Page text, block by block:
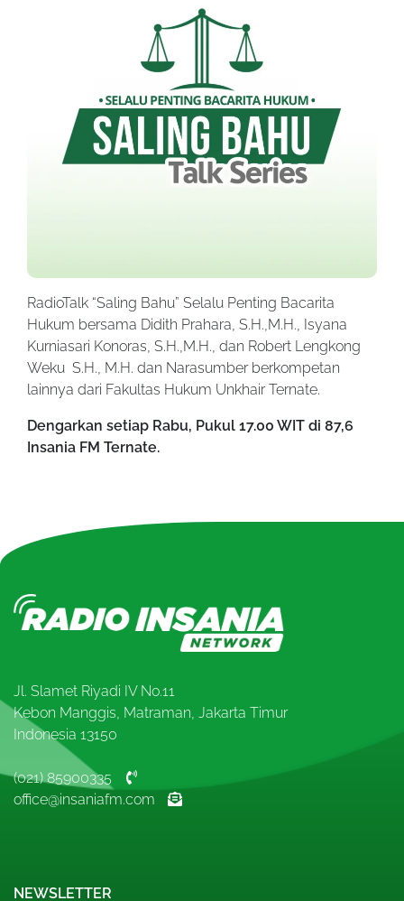
RadioTalk “Saling Bahu” Selalu Penting Bacarita
Hukum bersama Didith Prahara, S.H.,M.H., Isyana
Kurniasari Konoras, S.H.,M.H., dan Robert Lengkong
Weku S.H., M.H. dan Narasumber berkompetan
lainnya dari Fakultas Hukum Unkhair Ternate.
Dengarkan setiap Rabu, Pukul 17.00 WIT di 87,6
Insania FM Ternate.
NEWSLETTER
Jl. Slamet Riyadi IV No.11
Kebon Manggis, Matraman, Jakarta Timur
Indonesia 13150
(021) 85900335
office@insaniafm.com